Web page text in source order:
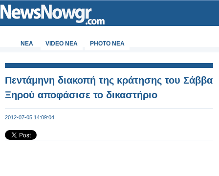
ΝΕΑ VIDEO NEA PHOTO NEA
Πεντάμηνη διακοπή της κράτησης του Σάββα
Ξηρού αποφάσισε το δικαστήριο
2012-07-05 14:09:04